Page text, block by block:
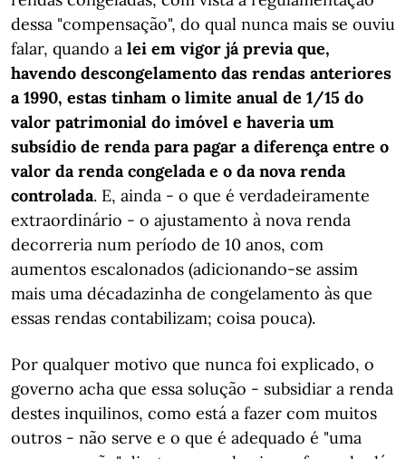
dessa "compensação", do qual nunca mais se ouviu
falar, quando a lei em vigor já previa que,
havendo descongelamento das rendas anteriores
a 1990, estas tinham o limite anual de 1/15 do
valor patrimonial do imóvel e haveria um
subsídio de renda para pagar a diferença entre o
valor da renda congelada e o da nova renda
controlada. E, ainda - o que é verdadeiramente
extraordinário - o ajustamento à nova renda
decorreria num período de 10 anos, com
aumentos escalonados (adicionando-se assim
mais uma décadazinha de congelamento às que
essas rendas contabilizam; coisa pouca).
Por qualquer motivo que nunca foi explicado, o
governo acha que essa solução - subsidiar a renda
destes inquilinos, como está a fazer com muitos
outros - não serve e o que é adequado é "uma